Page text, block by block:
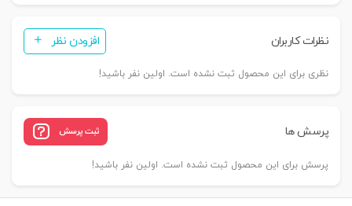
نظرات کاربران افزودن نظر
نظری برای این محصول ثبت نشده است. اولین نفر باشید!
پرسش ها ثبت پرسش
پرسش برای این محصول ثبت نشده است. اولین نفر باشید!